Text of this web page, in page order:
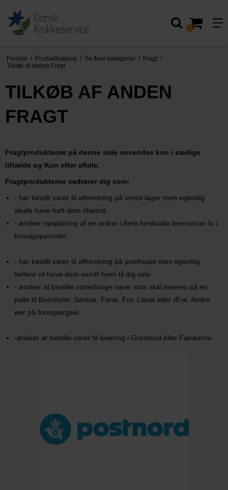
0
Forside / Produktkatalog / Se flere kategorier / Fragt /
Tilkøb af anden Fragt
TILKØB AF ANDEN
FRAGT
Fragtprodukterne på denne side anvendes kun i særlige
tilfælde og Kun efter aftale.
Fragtprodukterne vedrører dig som:
- har bestilt varer til afhentning på vores lager men egentlig
skulle have haft dem tilsendt.
- ønsker opsplitning af en ordrer i flere forskudte leverancer fx i
forsalgsperioder.
- har bestilt varer til afhentning på posthuset men egentlig
hellere vil have dem sendt hjem til dig selv.
- ønsker at bestille store/tunge varer som skal leveres på en
palle til Bornholm, Samsø, Fanø, Fur, Læsø eller Ærø. Andre
øer på forespørgsel.
-ønsker at bestille varer til levering i Grønland eller Færøerne.